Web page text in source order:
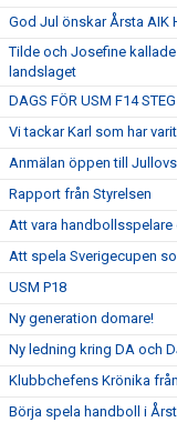
God Jul önskar Årsta AIK
Tilde och Josefine
landslaget
DAGS FÖR USM F14
Vi tackar Karl som har
Anmälan öppen till
Rapport från Styrelsen
Att vara
Att spela Sverigecupen
USM P18
Ny generation domare!
Ny ledning kring DA och
Klubbchefens Krönika
Börja spela handboll i